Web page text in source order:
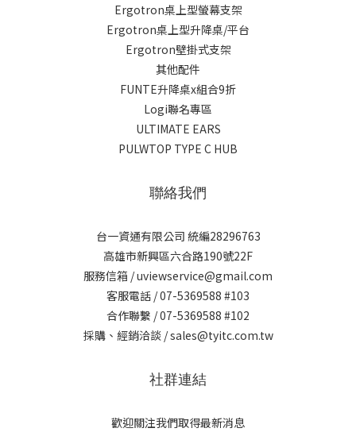
Ergotron桌上型螢幕支架
Ergotron桌上型升降桌/平台
Ergotron壁掛式支架
其他配件
FUNTE升降桌x組合9折
Logi聯名專區
ULTIMATE EARS
PULWTOP TYPE C HUB
聯絡我們
台一資通有限公司 統編28296763
高雄市新興區六合路190號22F
服務信箱 / uviewservice@gmail.com
客服電話 / 07-5369588 #103
合作聯繫 / 07-5369588 #102
採購、經銷洽談 / sales@tyitc.com.tw
社群連結
歡迎關注我們取得最新消息